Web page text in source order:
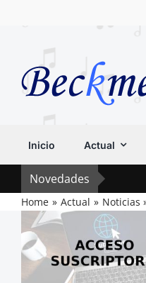
Inicio Actual
Novedades
Home Actual Noticias